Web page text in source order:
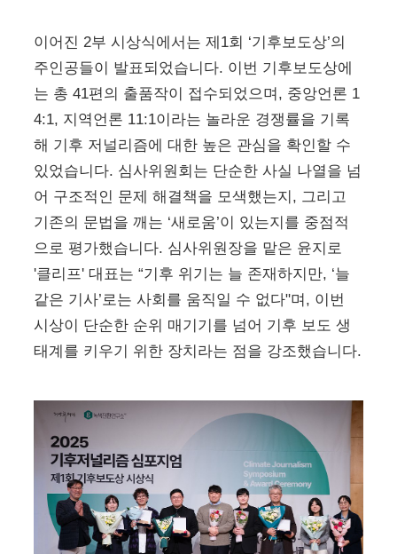
이어진 2부 시상식에서는 제1회 ‘기후보도상’의
주인공들이 발표되었습니다. 이번 기후보도상에
는 총 41편의 출품작이 접수되었으며, 중앙언론 1
4:1, 지역언론 11:1이라는 놀라운 경쟁률을 기록
해 기후 저널리즘에 대한 높은 관심을 확인할 수
있었습니다. 심사위원회는 단순한 사실 나열을 넘
어 구조적인 문제 해결책을 모색했는지, 그리고
기존의 문법을 깨는 ‘새로움’이 있는지를 중점적
으로 평가했습니다. 심사위원장을 맡은 윤지로
'클리프' 대표는 “기후 위기는 늘 존재하지만, ‘늘
같은 기사’로는 사회를 움직일 수 없다"며, 이번
시상이 단순한 순위 매기기를 넘어 기후 보도 생
태계를 키우기 위한 장치라는 점을 강조했습니다.